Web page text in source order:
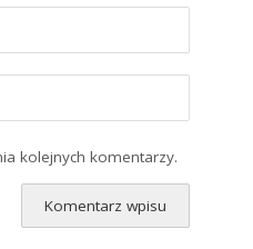
kolejnych komentarzy.